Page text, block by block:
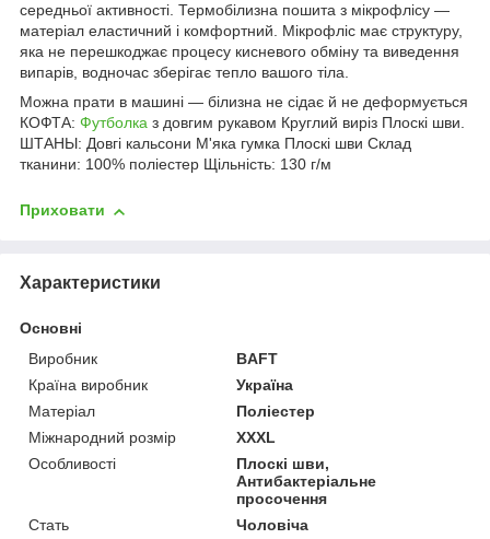
середньої активності. Термобілизна пошита з мікрофлісу —
матеріал еластичний і комфортний. Мікрофліс має структуру,
яка не перешкоджає процесу кисневого обміну та виведення
випарів, водночас зберігає тепло вашого тіла.
Можна прати в машині — білизна не сідає й не деформується
КОФТА: Футболка з довгим рукавом Круглий виріз Плоскі шви.
ШТАНЫ: Довгі кальсони М'яка гумка Плоскі шви Склад
тканини: 100% поліестер Щільність: 130 г/м
Приховати
Характеристики
Основні
Виробник
BAFT
Країна виробник
Україна
Матеріал
Поліестер
Міжнародний розмір
XXXL
Особливості
Плоскі шви,
Антибактеріальне
просочення
Стать
Чоловіча